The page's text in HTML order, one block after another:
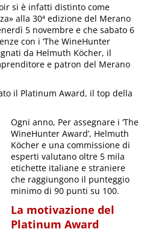
si è infatti distinto come
alla 30ª edizione del Merano
5 novembre e che sabato 6
con i ‘The WineHunter
da Helmuth Köcher, il
e patron del Merano
il Platinum Award, il top della
Ogni anno, Per assegnare i ‘The
WineHunter Award’, Helmuth
Köcher e una commissione di
esperti valutano oltre 5 mila
etichette italiane e straniere
che raggiungono il punteggio
minimo di 90 punti su 100.
La motivazione del
Platinum Award